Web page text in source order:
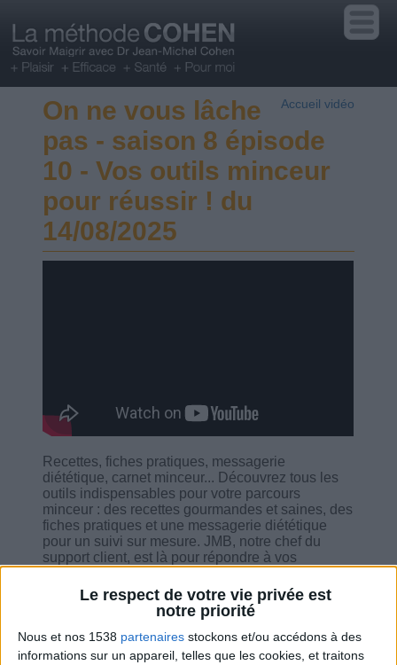
Le respect de votre vie privée est
notre priorité
Nous et nos 1538 partenaires stockons et/ou accédons à des
informations sur un appareil, telles que les cookies, et traitons
Accueil vidéo
On ne vous lâche
pas - saison 8 épisode
10 - Vos outils minceur
pour réussir ! du
14/08/2025
Recettes, fiches pratiques, messagerie
diététique, carnet minceur... Découvrez tous les
outils indispensables pour votre parcours
minceur : des recettes gourmandes et saines, des
fiches pratiques et une messagerie diététique
pour un suivi sur mesure. JMB, notre chef du
support client, est là pour répondre à vos
C'est le moment de vous motiver, ensemble !